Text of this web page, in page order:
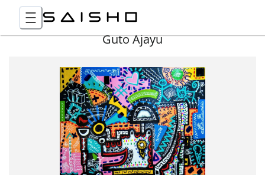
Guto Ajayu